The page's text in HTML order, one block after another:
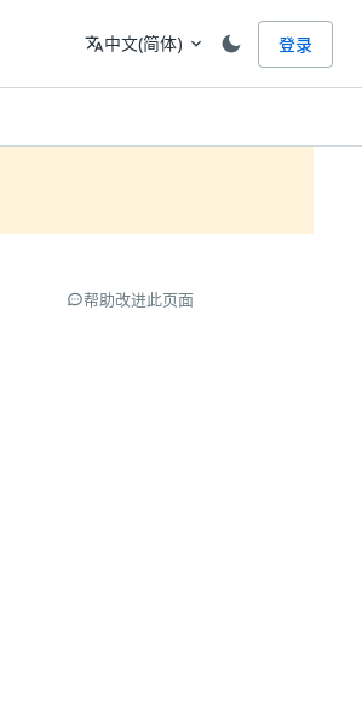
语言
translate中文(简体) expand_more 登录
帮助改进此页面